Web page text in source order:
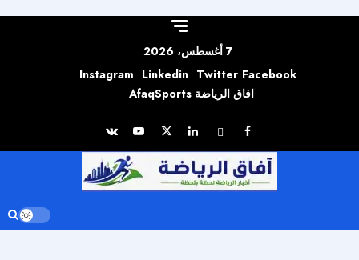
7 أغسطس، 2026
Facebook
Twitter
Linkedin
Instagram
افاق الرياضة AfaqSports